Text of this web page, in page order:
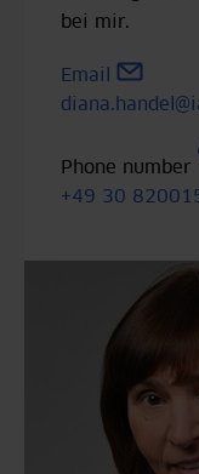
bei mir.
Email
Phone number
+49 30